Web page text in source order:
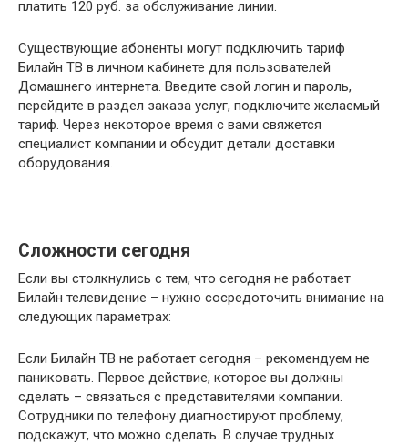
платить 120 руб. за обслуживание линии.
Существующие абоненты могут подключить тариф
Билайн ТВ в личном кабинете для пользователей
Домашнего интернета. Введите свой логин и пароль,
перейдите в раздел заказа услуг, подключите желаемый
тариф. Через некоторое время с вами свяжется
специалист компании и обсудит детали доставки
оборудования.
Сложности сегодня
Если вы столкнулись с тем, что сегодня не работает
Билайн телевидение – нужно сосредоточить внимание на
следующих параметрах:
Если Билайн ТВ не работает сегодня – рекомендуем не
паниковать. Первое действие, которое вы должны
сделать – связаться с представителями компании.
Сотрудники по телефону диагностируют проблему,
подскажут, что можно сделать. В случае трудных